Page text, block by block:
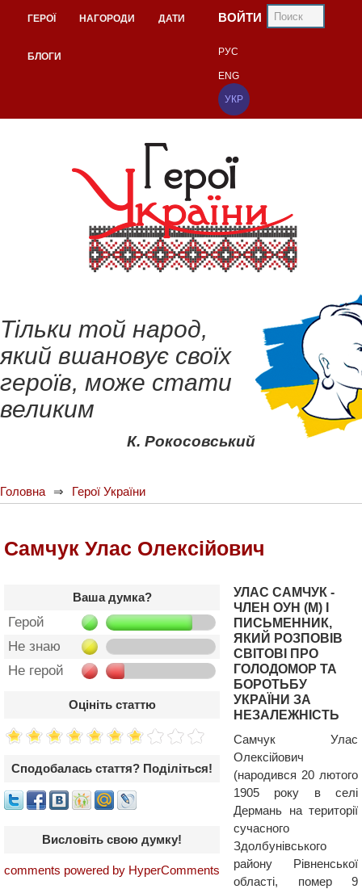
ГЕРОЇ НАГОРОДИ ДАТИ
БЛОГИ
ВОЙТИ
РУС
ENG
УКР
Тільки той народ,
який вшановує своїх
героїв, може стати
великим
К. Рокосовський
Головна Герої України
Самчук Улас Олексійович
Ваша думка?
Герой
Не знаю
Не герой
Оцініть статтю
Сподобалась стаття? Поділіться!
Висловіть свою думку!
comments powered by HyperComments
УЛАС САМЧУК -
ЧЛЕН ОУН (М) І
ПИСЬМЕННИК,
ЯКИЙ РОЗПОВІВ
СВІТОВІ ПРО
ГОЛОДОМОР ТА
БОРОТЬБУ
УКРАЇНИ ЗА
НЕЗАЛЕЖНІСТЬ
Самчук Улас
Олексійович
(народився 20 лютого
1905 року в селі
Дермань на території
сучасного
Здолбунівського
району Рівненської
області, помер 9